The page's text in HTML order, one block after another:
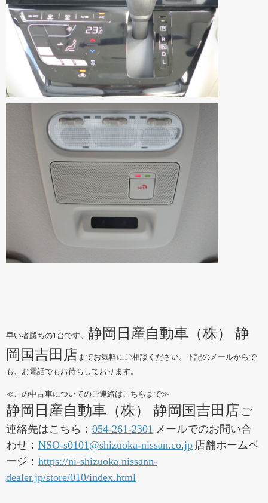
早い者勝ちの1台です。 静岡日産自動車（株） 静
岡国吉田店 までお気軽にご相談ください。下記のメールからで
も、お電話でもお待ちしております。
≪この中古車についてのご連絡はこちらまで≫
静岡日産自動車（株） 静岡国吉田店 ご
連絡先はこちら： 054-261-2301 メールでのお問い合
わせ： NSO-s0101@shizuoka-nissan.co.jp 店舗ホームペ
ージ： https://ni-shizuoka.nissann-
dealer.jp/store/010/index.html